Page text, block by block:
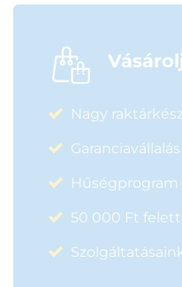
Nagy
Garanciavállalás
Hűségprogram
50 000 Ft